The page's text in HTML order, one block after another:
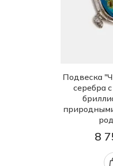
Подвеска
серебра
8